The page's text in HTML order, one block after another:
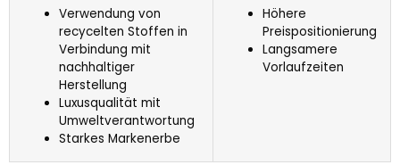
Verwendung von
recycelten Stoffen in
Verbindung mit
nachhaltiger
Herstellung
Luxusqualität mit
Umweltverantwortung
Starkes Markenerbe
Höhere
Preispositionierung
Langsamere
Vorlaufzeiten